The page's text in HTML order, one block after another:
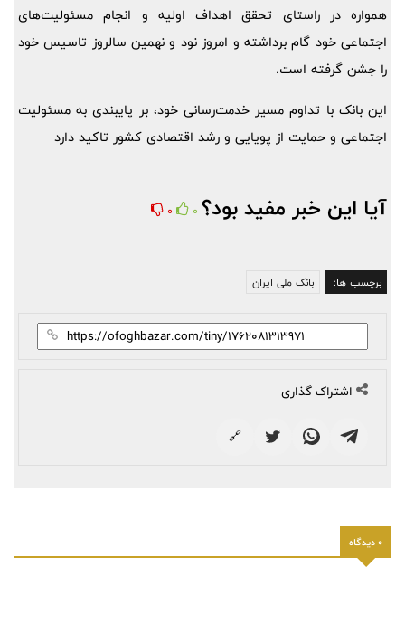
همواره در راستای تحقق اهداف اولیه و انجام مسئولیت‌های
اجتماعی خود گام برداشته و امروز نود و نهمین سالروز تاسیس خود
را جشن گرفته است.
این بانک با تداوم مسیر خدمت‌رسانی خود، بر پایبندی به مسئولیت
اجتماعی و حمایت از پویایی و رشد اقتصادی کشور تاکید دارد
آیا این خبر مفید بود؟ 0
0
برچسب ها: بانک ملی ایران
اشتراک گذاری
🔗
0 دیدگاه